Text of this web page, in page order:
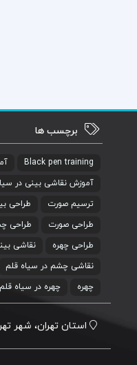
برچسب ها
Black pen training
آموزش نقاشی بینی در
ترسیم صورت
طراحی
طراحی صورت
طراحی
طراحی چهره
نقاشی
نقاشی چشم در سیاه قلم
چهره
چهره در سیاه قلم
استان تهران، شهر